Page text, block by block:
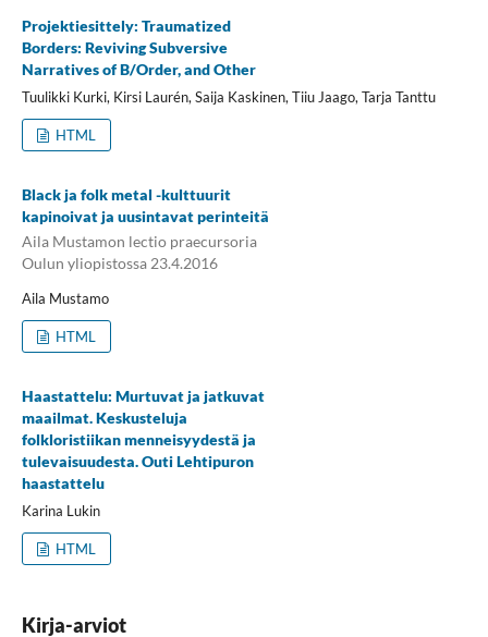
Projektiesittely: Traumatized
Borders: Reviving Subversive
Narratives of B/Order, and Other
Tuulikki Kurki, Kirsi Laurén, Saija Kaskinen, Tiiu Jaago, Tarja Tanttu
HTML
Black ja folk metal -kulttuurit
kapinoivat ja uusintavat perinteitä
Aila Mustamon lectio praecursoria
Oulun yliopistossa 23.4.2016
Aila Mustamo
HTML
Haastattelu: Murtuvat ja jatkuvat
maailmat. Keskusteluja
folkloristiikan menneisyydestä ja
tulevaisuudesta. Outi Lehtipuron
haastattelu
Karina Lukin
HTML
Kirja-arviot